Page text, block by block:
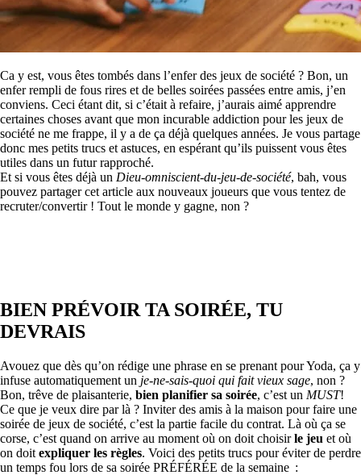
Ca y est, vous êtes tombés dans l’enfer des jeux de société ? Bon, un
enfer rempli de fous rires et de belles soirées passées entre amis, j’en
conviens. Ceci étant dit, si c’était à refaire, j’aurais aimé apprendre
certaines choses avant que mon incurable addiction pour les jeux de
société ne me frappe, il y a de ça déjà quelques années. Je vous partage
donc mes petits trucs et astuces, en espérant qu’ils puissent vous êtes
utiles dans un futur rapproché.
Et si vous êtes déjà un Dieu-omniscient-du-jeu-de-société, bah, vous
pouvez partager cet article aux nouveaux joueurs que vous tentez de
recruter/convertir ! Tout le monde y gagne, non ?
BIEN PRÉVOIR TA SOIRÉE, TU
DEVRAIS
Avouez que dès qu’on rédige une phrase en se prenant pour Yoda, ça y
infuse automatiquement un je-ne-sais-quoi qui fait vieux sage, non ?
Bon, trêve de plaisanterie, bien planifier sa soirée, c’est un MUST!
Ce que je veux dire par là ? Inviter des amis à la maison pour faire une
soirée de jeux de société, c’est la partie facile du contrat. Là où ça se
corse, c’est quand on arrive au moment où on doit choisirle jeu et où
on doit expliquer les règles. Voici des petits trucs pour éviter de perdre
un temps fou lors de sa soirée PRÉFÉRÉE de la semaine :